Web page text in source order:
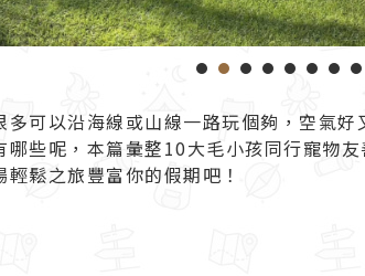
多可以沿海線或山線一路玩個夠，空氣
哪些呢，本篇彙整10大毛小孩同行寵物
鬆之旅豐富你的假期吧！